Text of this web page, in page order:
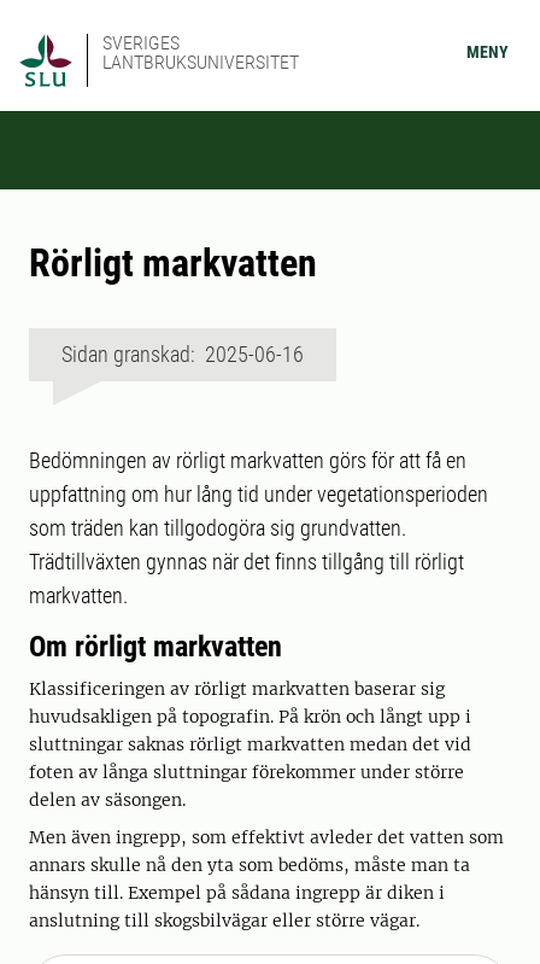
SVERIGES
LANTBRUKSUNIVERSITET
MENY
Rörligt markvatten
Sidan granskad: 2025-06-16
Bedömningen av rörligt markvatten görs för att få en
uppfattning om hur lång tid under vegetationsperioden
som träden kan tillgodogöra sig grundvatten.
Trädtillväxten gynnas när det finns tillgång till rörligt
markvatten.
Om rörligt markvatten
Klassificeringen av rörligt markvatten baserar sig
huvudsakligen på topografin. På krön och långt upp i
sluttningar saknas rörligt markvatten medan det vid
foten av långa sluttningar förekommer under större
delen av säsongen.
Men även ingrepp, som effektivt avleder det vatten som
annars skulle nå den yta som bedöms, måste man ta
hänsyn till. Exempel på sådana ingrepp är diken i
anslutning till skogsbilvägar eller större vägar.